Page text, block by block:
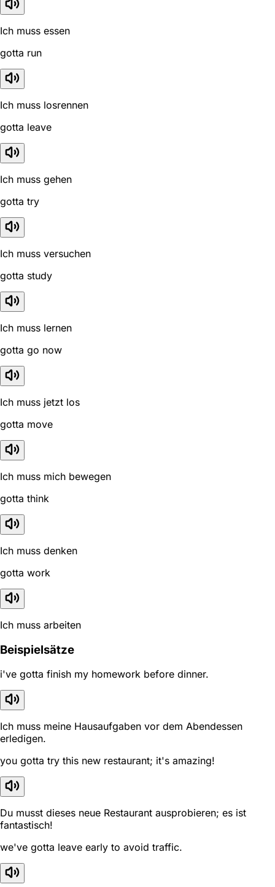
Ich muss essen
gotta run
Ich muss losrennen
gotta leave
Ich muss gehen
gotta try
Ich muss versuchen
gotta study
Ich muss lernen
gotta go now
Ich muss jetzt los
gotta move
Ich muss mich bewegen
gotta think
Ich muss denken
gotta work
Ich muss arbeiten
Beispielsätze
i've gotta finish my homework before dinner.
Ich muss meine Hausaufgaben vor dem Abendessen
erledigen.
you gotta try this new restaurant; it's amazing!
Du musst dieses neue Restaurant ausprobieren; es ist
fantastisch!
we've gotta leave early to avoid traffic.